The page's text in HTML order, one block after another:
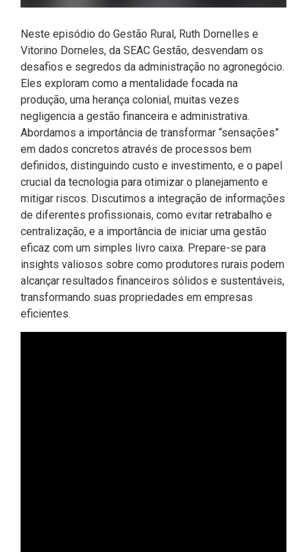
Neste episódio do Gestão Rural, Ruth Dornelles e
Vitorino Dorneles, da SEAC Gestão, desvendam os
desafios e segredos da administração no agronegócio.
Eles exploram como a mentalidade focada na
produção, uma herança colonial, muitas vezes
negligencia a gestão financeira e administrativa.
Abordamos a importância de transformar “sensações”
em dados concretos através de processos bem
definidos, distinguindo custo e investimento, e o papel
crucial da tecnologia para otimizar o planejamento e
mitigar riscos. Discutimos a integração de informações
de diferentes profissionais, como evitar retrabalho e
centralização, e a importância de iniciar uma gestão
eficaz com um simples livro caixa. Prepare-se para
insights valiosos sobre como produtores rurais podem
alcançar resultados financeiros sólidos e sustentáveis,
transformando suas propriedades em empresas
eficientes.